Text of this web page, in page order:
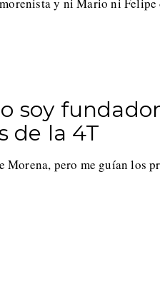
soy
de la 4T